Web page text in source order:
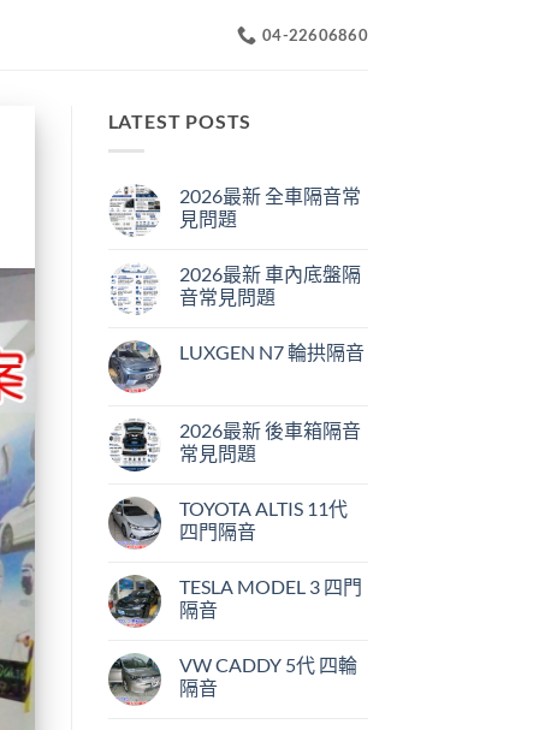
04-22606860
LATEST POSTS
2026最新 全車隔音常
見問題
最
新
全
音
中
留
言
2026最新 車內底盤隔
音常見問題
最
盤
隔
音
問
題〉
中
LUXGEN N7 輪拱隔音
輪
拱
隔
言
2026最新 後車箱隔音
常見問題
最
新
後
隔
音
常
題〉
中
留
言
TOYOTA ALTIS 11代
四門隔音
ALTIS
11
代
隔
音〉
中
留
言
TESLA MODEL 3 四門
隔音
MODEL
3
四
留
言
VW CADDY 5代 四輪
隔音